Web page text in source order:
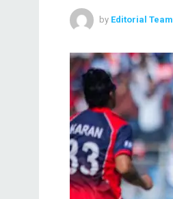
by Editorial Team